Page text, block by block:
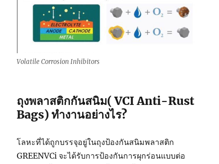
Volatile Corrosion Inhibitors
ถุงพลาสติกกันสนิม( VCI Anti-Rust
Bags) ทำงานอย่างไร?
โลหะที่ได้ถูกบรรจุอยู่ในถุงป้องกันสนิมพลาสติก
GREENVCi จะได้รับการป้องกันการผุกร่อนแบบต่อ